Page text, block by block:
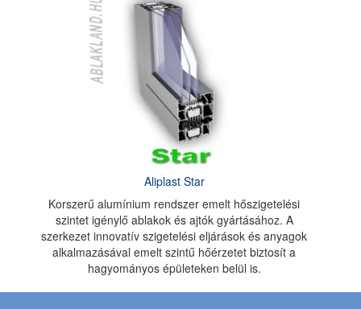
Aliplast Star
Korszerű alumínium rendszer emelt hőszigetelési
szintet igénylő ablakok és ajtók gyártásához. A
szerkezet innovatív szigetelési eljárások és anyagok
alkalmazásával emelt szintű hőérzetet biztosít a
hagyományos épületeken belül is.